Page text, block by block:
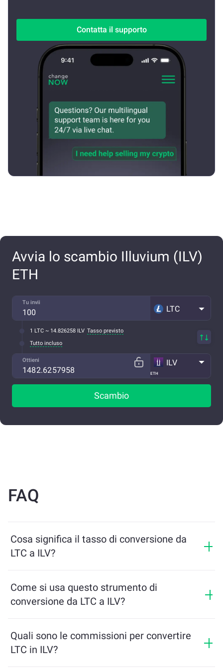
Contatta il supporto
Avvia lo scambio Illuvium (ILV)
ETH
Tu invii
LTC
1 LTC ~ 14.826258 ILV Tasso previsto
Tutto incluso
Ottieni
ETH
ILV
Scambio
FAQ
Cosa significa il tasso di conversione da
LTC a ILV?
cambio di LTC. Questo tasso varia in base alle
condizioni di mercato, all’offerta e alla domanda, e alla
Come si usa questo strumento di
conversione da LTC a ILV?
scambiare, e lo strumento calcolerà l’importo stimato
di ILV che riceverai. Poi segui i passaggi per
Quali sono le commissioni per convertire
LTC in ILV?